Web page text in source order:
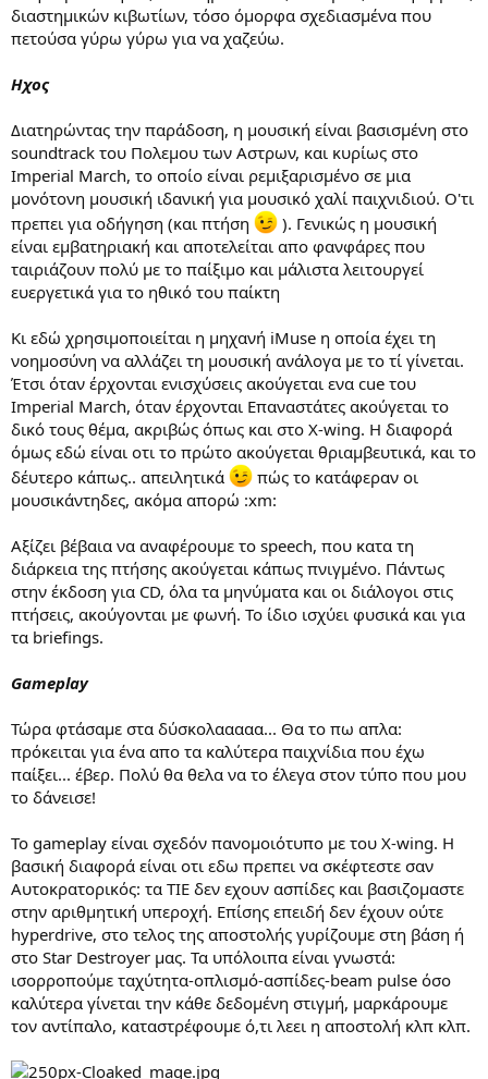
διαστημικών κιβωτίων, τόσο όμορφα σχεδιασμένα που
πετούσα γύρω γύρω για να χαζεύω.
Ηχος
Διατηρώντας την παράδοση, η μουσική είναι βασισμένη στο
soundtrack του Πολεμου των Αστρων, και κυρίως στο
Imperial March, το οποίο είναι ρεμιξαρισμένο σε μια
μονότονη μουσική ιδανική για μουσικό χαλί παιχνιδιού. Ο'τι
πρεπει για οδήγηση (και πτήση
). Γενικώς η μουσική
είναι εμβατηριακή και αποτελείται απο φανφάρες που
ταιριάζουν πολύ με το παίξιμο και μάλιστα λειτουργεί
ευεργετικά για το ηθικό του παίκτη
Κι εδώ χρησιμοποιείται η μηχανή iMuse η οποία έχει τη
νοημοσύνη να αλλάζει τη μουσική ανάλογα με το τί γίνεται.
Έτσι όταν έρχονται ενισχύσεις ακούγεται ενα cue του
Imperial March, όταν έρχονται Επαναστάτες ακούγεται το
δικό τους θέμα, ακριβώς όπως και στο X-wing. Η διαφορά
όμως εδώ είναι οτι το πρώτο ακούγεται θριαμβευτικά, και το
δέυτερο κάπως.. απειλητικά
πώς το κατάφεραν οι
μουσικάντηδες, ακόμα απορώ :xm:
Αξίζει βέβαια να αναφέρουμε το speech, που κατα τη
διάρκεια της πτήσης ακούγεται κάπως πνιγμένο. Πάντως
στην έκδοση για CD, όλα τα μηνύματα και οι διάλογοι στις
πτήσεις, ακούγονται με φωνή. Το ίδιο ισχύει φυσικά και για
τα briefings.
Gameplay
Τώρα φτάσαμε στα δύσκολααααα... Θα το πω απλα:
πρόκειται για ένα απο τα καλύτερα παιχνίδια που έχω
παίξει... έβερ. Πολύ θα θελα να το έλεγα στον τύπο που μου
το δάνεισε!
Το gameplay είναι σχεδόν πανομοιότυπο με του X-wing. Η
βασική διαφορά είναι οτι εδω πρεπει να σκέφτεστε σαν
Αυτοκρατορικός: τα ΤΙΕ δεν εχουν ασπίδες και βασιζομαστε
στην αριθμητική υπεροχή. Επίσης επειδή δεν έχουν ούτε
hyperdrive, στο τελος της αποστολής γυρίζουμε στη βάση ή
στο Star Destroyer μας. Τα υπόλοιπα είναι γνωστά:
ισορροπούμε ταχύτητα-οπλισμό-ασπίδες-beam pulse όσο
καλύτερα γίνεται την κάθε δεδομένη στιγμή, μαρκάρουμε
τον αντίπαλο, καταστρέφουμε ό,τι λεει η αποστολή κλπ κλπ.